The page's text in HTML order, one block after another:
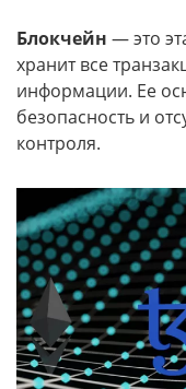
Блокчейн — это
хранит все
информации. Ее
безопасность и
контроля.